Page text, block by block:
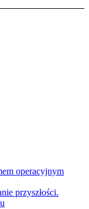
operacyjnym
przyszłości.